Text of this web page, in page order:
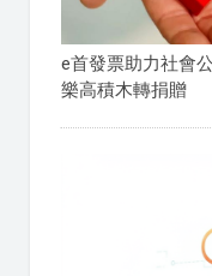
e首發票助力社會
樂高積木轉捐贈